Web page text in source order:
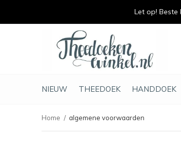
NIEUW THEEDOEK HANDDOEK
Home algemene voorwaarden
Let op! Beste